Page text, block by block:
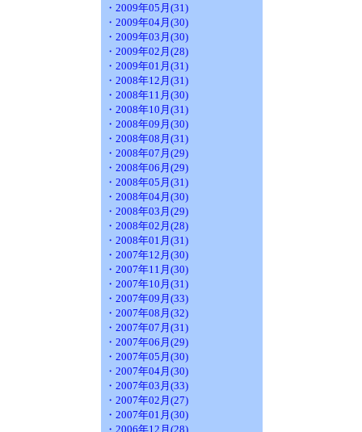
・2009年05月(31)
・2009年04月(30)
・2009年03月(30)
・2009年02月(28)
・2009年01月(31)
・2008年12月(31)
・2008年11月(30)
・2008年10月(31)
・2008年09月(30)
・2008年08月(31)
・2008年07月(29)
・2008年06月(29)
・2008年05月(31)
・2008年04月(30)
・2008年03月(29)
・2008年02月(28)
・2008年01月(31)
・2007年12月(30)
・2007年11月(30)
・2007年10月(31)
・2007年09月(33)
・2007年08月(32)
・2007年07月(31)
・2007年06月(29)
・2007年05月(30)
・2007年04月(30)
・2007年03月(33)
・2007年02月(27)
・2007年01月(30)
・2006年12月(28)